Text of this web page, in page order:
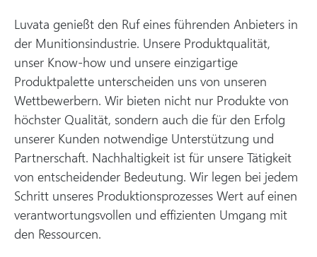
Luvata genießt den Ruf eines führenden Anbieters in
der Munitionsindustrie. Unsere Produktqualität,
unser Know-how und unsere einzigartige
Produktpalette unterscheiden uns von unseren
Wettbewerbern. Wir bieten nicht nur Produkte von
höchster Qualität, sondern auch die für den Erfolg
unserer Kunden notwendige Unterstützung und
Partnerschaft. Nachhaltigkeit ist für unsere Tätigkeit
von entscheidender Bedeutung. Wir legen bei jedem
Schritt unseres Produktionsprozesses Wert auf einen
verantwortungsvollen und effizienten Umgang mit
den Ressourcen.